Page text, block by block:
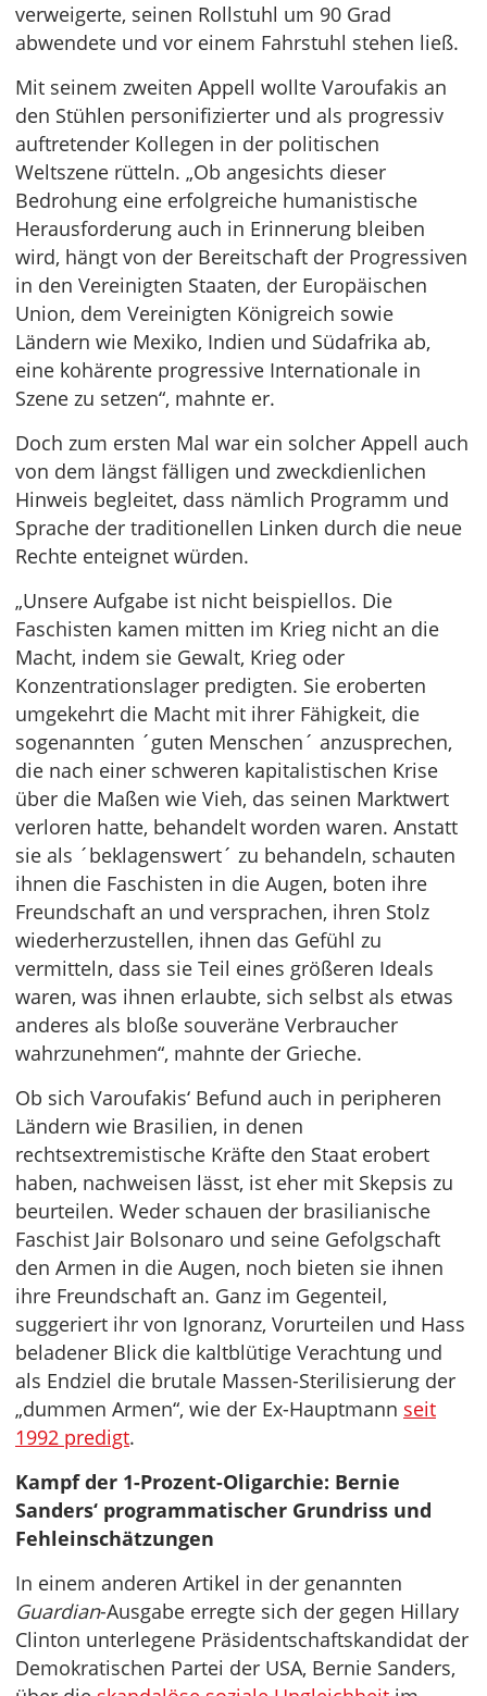
verweigerte, seinen Rollstuhl um 90 Grad
abwendete und vor einem Fahrstuhl stehen ließ.
Mit seinem zweiten Appell wollte Varoufakis an
den Stühlen personifizierter und als progressiv
auftretender Kollegen in der politischen
Weltszene rütteln. „Ob angesichts dieser
Bedrohung eine erfolgreiche humanistische
Herausforderung auch in Erinnerung bleiben
wird, hängt von der Bereitschaft der Progressiven
in den Vereinigten Staaten, der Europäischen
Union, dem Vereinigten Königreich sowie
Ländern wie Mexiko, Indien und Südafrika ab,
eine kohärente progressive Internationale in
Szene zu setzen“, mahnte er.
Doch zum ersten Mal war ein solcher Appell auch
von dem längst fälligen und zweckdienlichen
Hinweis begleitet, dass nämlich Programm und
Sprache der traditionellen Linken durch die neue
Rechte enteignet würden.
„Unsere Aufgabe ist nicht beispiellos. Die
Faschisten kamen mitten im Krieg nicht an die
Macht, indem sie Gewalt, Krieg oder
Konzentrationslager predigten. Sie eroberten
umgekehrt die Macht mit ihrer Fähigkeit, die
sogenannten ´guten Menschen´ anzusprechen,
die nach einer schweren kapitalistischen Krise
über die Maßen wie Vieh, das seinen Marktwert
verloren hatte, behandelt worden waren. Anstatt
sie als ´beklagenswert´ zu behandeln, schauten
ihnen die Faschisten in die Augen, boten ihre
Freundschaft an und versprachen, ihren Stolz
wiederherzustellen, ihnen das Gefühl zu
vermitteln, dass sie Teil eines größeren Ideals
waren, was ihnen erlaubte, sich selbst als etwas
anderes als bloße souveräne Verbraucher
wahrzunehmen“, mahnte der Grieche.
Ob sich Varoufakis‘ Befund auch in peripheren
Ländern wie Brasilien, in denen
rechtsextremistische Kräfte den Staat erobert
haben, nachweisen lässt, ist eher mit Skepsis zu
beurteilen. Weder schauen der brasilianische
Faschist Jair Bolsonaro und seine Gefolgschaft
den Armen in die Augen, noch bieten sie ihnen
ihre Freundschaft an. Ganz im Gegenteil,
suggeriert ihr von Ignoranz, Vorurteilen und Hass
beladener Blick die kaltblütige Verachtung und
als Endziel die brutale Massen-Sterilisierung der
„dummen Armen“, wie der Ex-Hauptmann seit
1992 predigt.
Kampf der 1-Prozent-Oligarchie: Bernie
Sanders‘ programmatischer Grundriss und
Fehleinschätzungen
In einem anderen Artikel in der genannten
Guardian-Ausgabe erregte sich der gegen Hillary
Clinton unterlegene Präsidentschaftskandidat der
Demokratischen Partei der USA, Bernie Sanders,